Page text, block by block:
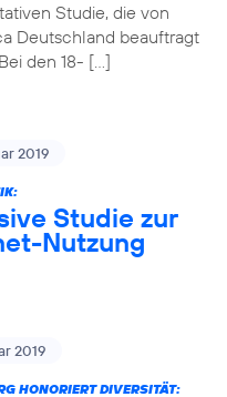
Studie, die von
Deutschland beauftragt
den 18- […]
2019
Studie zur
Nutzung
2019
HONORIERT DIVERSITÄT: